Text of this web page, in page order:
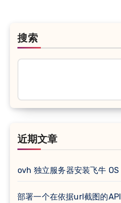
搜索
近期文章
ovh 独立服务器安装飞牛 OS
部署一个在依据url截图的API